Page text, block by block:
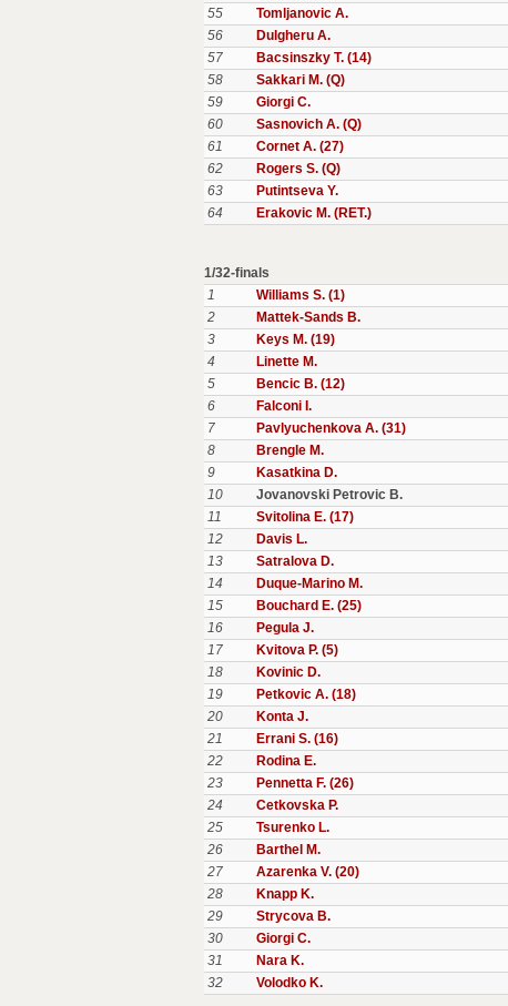
55
Tomljanovic A.
56
Dulgheru A.
57
Bacsinszky T. (14)
58
Sakkari M. (Q)
59
Giorgi C.
60
Sasnovich A. (Q)
61
Cornet A. (27)
62
Rogers S. (Q)
63
Putintseva Y.
64
Erakovic M. (RET.)
1/32-finals
1
Williams S. (1)
2
Mattek-Sands B.
3
Keys M. (19)
4
Linette M.
5
Bencic B. (12)
6
Falconi I.
7
Pavlyuchenkova A. (31)
8
Brengle M.
9
Kasatkina D.
10
Jovanovski Petrovic B.
11
Svitolina E. (17)
12
Davis L.
13
Satralova D.
14
Duque-Marino M.
15
Bouchard E. (25)
16
Pegula J.
17
Kvitova P. (5)
18
Kovinic D.
19
Petkovic A. (18)
20
Konta J.
21
Errani S. (16)
22
Rodina E.
23
Pennetta F. (26)
24
Cetkovska P.
25
Tsurenko L.
26
Barthel M.
27
Azarenka V. (20)
28
Knapp K.
29
Strycova B.
30
Giorgi C.
31
Nara K.
32
Volodko K.